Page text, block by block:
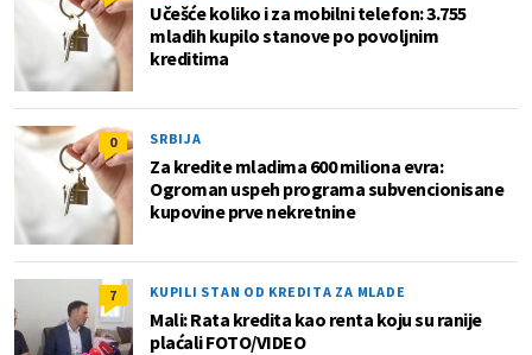
Učešće koliko i za mobilni telefon: 3.755
mladih kupilo stanove po povoljnim
kreditima
0 SRBIJA
Za kredite mladima 600 miliona evra:
Ogroman uspeh programa subvencionisane
kupovine prve nekretnine
7 KUPILI STAN OD KREDITA ZA MLADE
Mali: Rata kredita kao renta koju su ranije
plaćali FOTO/VIDEO